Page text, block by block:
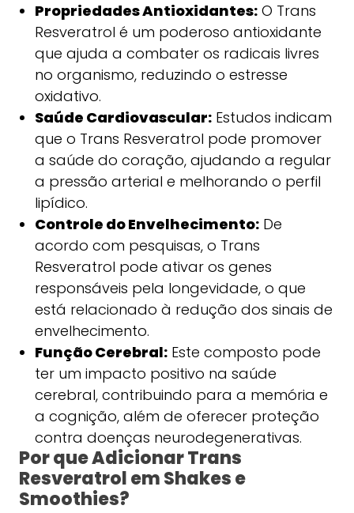
Propriedades Antioxidantes:O Trans
Resveratrol é um poderoso antioxidante
que ajuda a combater os radicais livres
no organismo, reduzindo o estresse
oxidativo.
Saúde Cardiovascular:Estudos indicam
que o Trans Resveratrol pode promover
a saúde do coração, ajudando a regular
a pressão arterial e melhorando o perfil
lipídico.
Controle do Envelhecimento:De
acordo com pesquisas, o Trans
Resveratrol pode ativar os genes
responsáveis pela longevidade, o que
está relacionado à redução dos sinais de
envelhecimento.
Função Cerebral:Este composto pode
ter um impacto positivo na saúde
cerebral, contribuindo para a memória e
a cognição, além de oferecer proteção
contra doenças neurodegenerativas.
Por que Adicionar Trans
Resveratrol em Shakes e
Smoothies?